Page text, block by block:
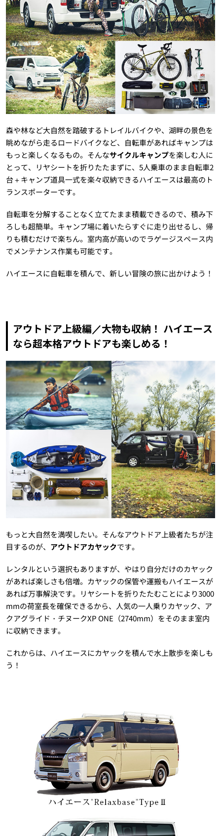
森や林など大自然を踏破するトレイルバイクや、湖畔の景色を
眺めながら走るロードバイクなど、自転車があればキャンプは
もっと楽しくなるもの。そんなサイクルキャンプを楽しむ人に
とって、リヤシートを折りたたまずに、5人乗車のまま自転車2
台＋キャンプ道具一式を楽々収納できるハイエースは最高のト
ランスポーターです。
自転車を分解することなく立てたまま積載できるので、積み下
ろしも超簡単。キャンプ場に着いたらすぐに走り出せるし、帰
りも積むだけで楽ちん。室内高が高いのでラゲージスペース内
でメンテナンス作業も可能です。
ハイエースに自転車を積んで、新しい冒険の旅に出かけよう！
アウトドア上級編／大物も収納！ ハイエース
なら超本格アウトドアも楽しめる！
もっと大自然を満喫したい。そんなアウトドア上級者たちが注
目するのが、 アウトドアカヤックです。
レンタルという選択もありますが、やはり自分だけのカヤック
があれば楽しさも倍増。カヤックの保管や運搬もハイエースが
あれば万事解決です。リヤシートを折りたたむことにより3000
mmの荷室長を確保できるから、人気の一人乗りカヤック、ア
クアグライド・チヌークXP ONE（2740mm）をそのまま室内
に収納できます。
これからは、ハイエースにカヤックを積んで水上散歩を楽しも
う！